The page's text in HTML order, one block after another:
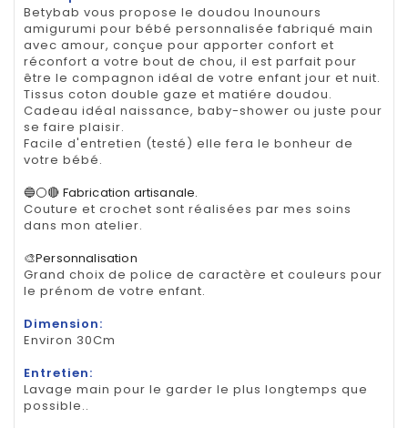
Betybab vous propose le doudou lnounours
amigurumi pour bébé personnalisée fabriqué main
avec amour, conçue pour apporter confort et
réconfort a votre bout de chou, il est parfait pour
être le compagnon idéal de votre enfant jour et nuit.
Tissus coton double gaze et matiére doudou.
Cadeau idéal naissance, baby-shower ou juste pour
se faire plaisir.
Facile d'entretien (testé) elle fera le bonheur de
votre bébé.
🔵⚪🔴 Fabrication artisanale.
Couture et crochet sont réalisées par mes soins
dans mon atelier.
🎨Personnalisation
Grand choix de police de caractère et couleurs pour
le prénom de votre enfant.
Dimension:
Environ 30Cm
Entretien:
Lavage main pour le garder le plus longtemps que
possible..